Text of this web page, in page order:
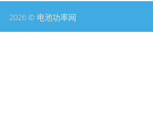
2026 © 电池功率网